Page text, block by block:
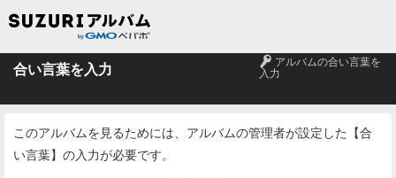
合い言葉を入力 🔑 アルバムの合い言葉を
入力
このアルバムを見るためには、アルバムの管理者が設定した【合
い言葉】の入力が必要です。